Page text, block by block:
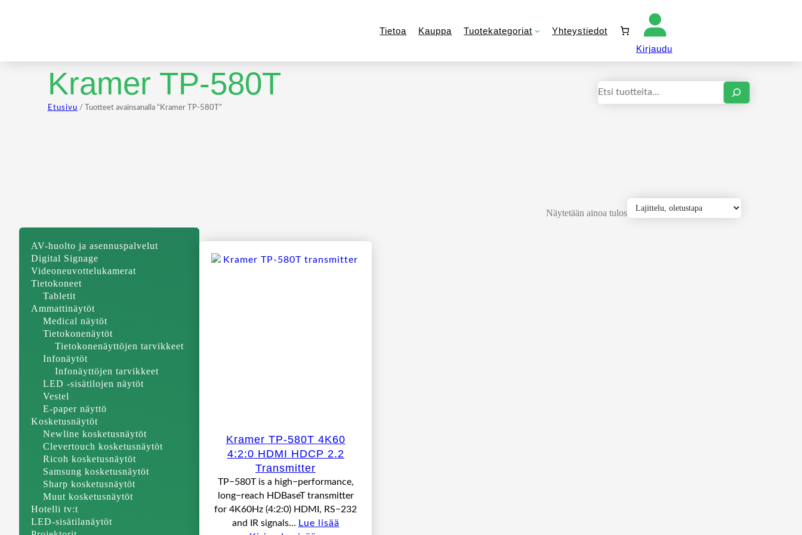
Tietoa Kauppa Tuotekategoriat
Yhteystiedot
Kirjaudu
Kramer TP-580T
Etusivu / Tuotteet avainsanalla “Kramer TP-580T”
Haku
Näytetään ainoa tulos
AV-huolto ja asennuspalvelut
Digital Signage
Videoneuvottelukamerat
Tietokoneet
Tabletit
Ammattinäytöt
Medical näytöt
Tietokonenäytöt
Tietokonenäyttöjen tarvikkeet
Infonäytöt
Infonäyttöjen tarvikkeet
LED -sisätilojen näytöt
Vestel
E-paper näyttö
Kosketusnäytöt
Newline kosketusnäytöt
Clevertouch kosketusnäytöt
Ricoh kosketusnäytöt
Samsung kosketusnäytöt
Sharp kosketusnäytöt
Muut kosketusnäytöt
Hotelli tv:t
LED-sisätilanäytöt
Kramer TP-580T 4K60
4:2:0 HDMI HDCP 2.2
Transmitter
TP−580T is a high−performance,
long−reach HDBaseT transmitter
for 4K60Hz (4:2:0) HDMI, RS−232
and IR signals… Lue lisää